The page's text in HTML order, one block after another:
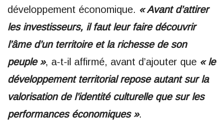
développement économique. « Avant d’attirer
les investisseurs, il faut leur faire découvrir
l’âme d’un territoire et la richesse de son
peuple », a-t-il affirmé, avant d’ajouter que « le
développement territorial repose autant sur la
valorisation de l’identité culturelle que sur les
performances économiques ».